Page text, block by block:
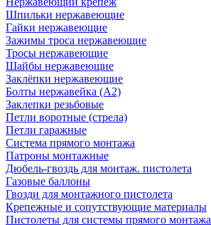
Шпильки нержавеющие
Гайки нержавеющие
Зажимы троса нержавеющие
Тросы нержавеющие
Шайбы нержавеющие
Заклёпки нержавеющие
Болты нержавейка (А2)
Заклепки резьбовые
Петли воротные (стрела)
Петли гаражные
Система прямого монтажа
Патроны монтажные
Дюбель-гвоздь для монтаж. пистолета
Газовые баллоны
Гвозди для монтажного пистолета
Крепежные и сопутствующие материалы
Пистолеты для системы прямого монтажа